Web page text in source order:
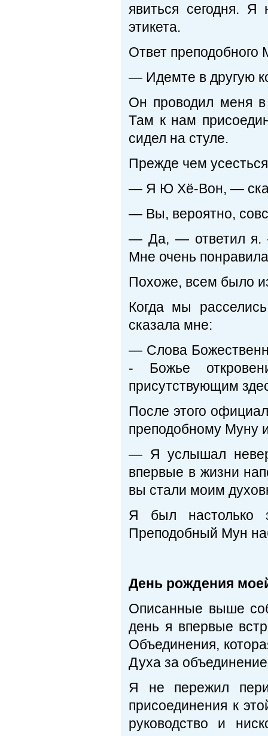
явиться сегодня.
этикета.
Ответ
— Идемте в другую
Он проводил меня
Там к нам
сидел на стуле.
Прежде чем
— Я Ю Хё-Вон, —
— Вы, вероятно,
— Да, — ответил я.
Мне очень
Похоже, всем было
Когда мы
сказала мне:
— Слова
- Божье
присутствующим
После этого
преподобному Муну
— Я услышал
впервые в жизни
вы стали моим
Я был настолько
Преподобный Мун
День рождения
Описанные выше
день я впервые
Объединения,
Духа за
Я не пережил
присоединения к
руководство и